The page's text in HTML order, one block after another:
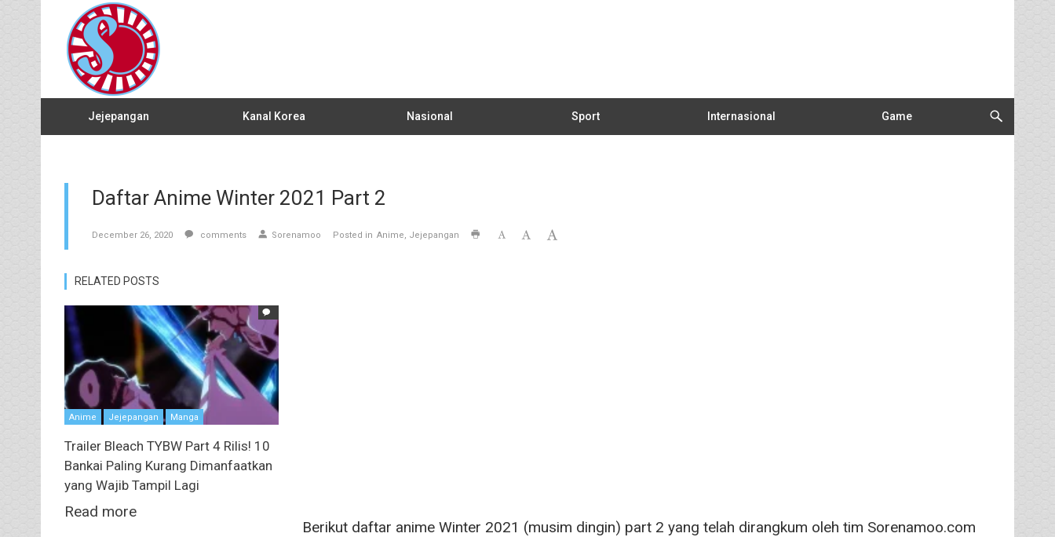
Jejepangan Kanal Korea Nasional Sport Internasional Game
Daftar Anime Winter 2021 Part 2
December 26, 2020 comments Sorenamoo Posted in Anime Jejepangan
Berikut daftar anime Winter 2021 (musim dingin) part 2 yang telah dirangkum oleh tim Sorenamoo.com
RELATED POSTS
Anime Jejepangan Manga
Trailer Bleach TYBW Part 4 Rilis! 10
Bankai Paling Kurang Dimanfaatkan
yang Wajib Tampil Lagi
Read more